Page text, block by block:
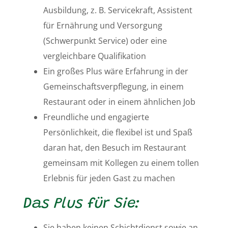
Ausbildung, z. B. Servicekraft, Assistent
für Ernährung und Versorgung
(Schwerpunkt Service) oder eine
vergleichbare Qualifikation
Ein großes Plus wäre Erfahrung in der
Gemeinschaftsverpflegung, in einem
Restaurant oder in einem ähnlichen Job
Freundliche und engagierte
Persönlichkeit, die flexibel ist und Spaß
daran hat, den Besuch im Restaurant
gemeinsam mit Kollegen zu einem tollen
Erlebnis für jeden Gast zu machen
Das Plus für Sie: